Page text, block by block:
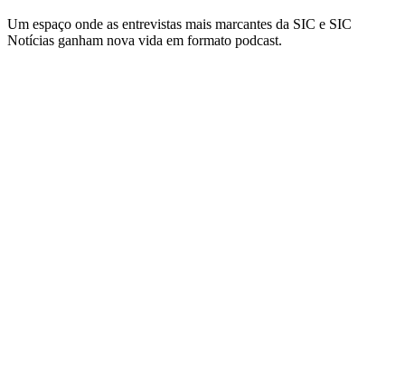
Um espaço onde as entrevistas mais marcantes da SIC e SIC
Notícias ganham nova vida em formato podcast.